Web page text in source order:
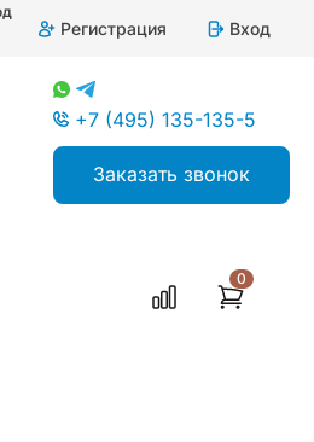
Регистрация Вход
+7 (495) 135-135-5
Заказать звонок
0